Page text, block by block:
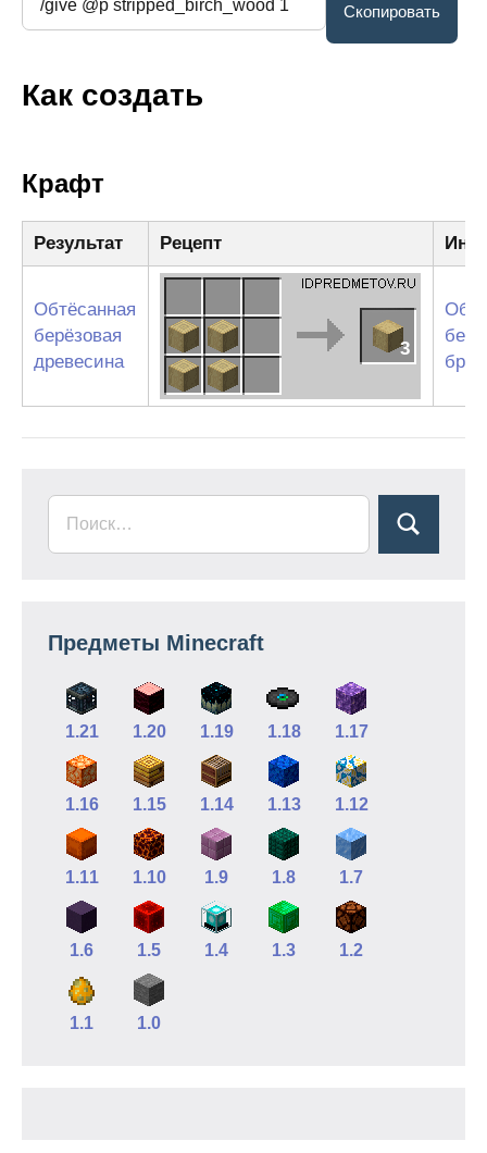
Как создать
Крафт
Результат Рецепт
Обтёсанная
берёзовая
древесина
3
Предметы Minecraft
1.21 1.20 1.19 1.18 1.17
1.16 1.15 1.14 1.13 1.12
1.11 1.10 1.9 1.8 1.7
1.6 1.5 1.4 1.3 1.2
1.1 1.0